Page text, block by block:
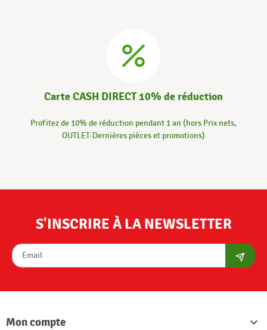
Carte CASH DIRECT 10% de réduction
Profitez de 10% de réduction pendant 1 an (hors Prix nets,
OUTLET-Dernières pièces et promotions)
S'INSCRIRE À LA NEWSLETTER
Mon compte
